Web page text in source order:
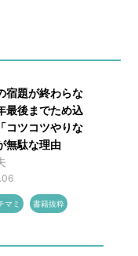
宿題が終わらな
最後までため込
コツコツやりな
無駄な理由
マミ 書籍抜粋